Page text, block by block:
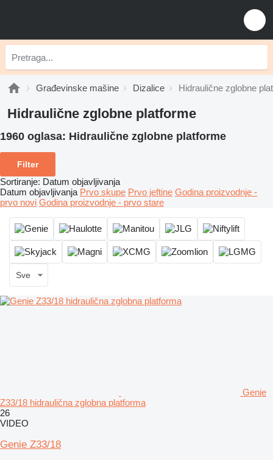
Građevinske mašine Dizalice Hidraulične zglobne
Hidraulične zglobne platforme
1960 oglasa: Hidraulične zglobne platforme
Filter
Sortiranje: Datum objavljivanja
Datum objavljivanja Prvo skupe Prvo jeftine Godina proizvodnje -
prvo novi Godina proizvodnje - prvo stare
Sve
Genie
Z33/18 hidraulična zglobna platforma
26
VIDEO
Genie Z33/18